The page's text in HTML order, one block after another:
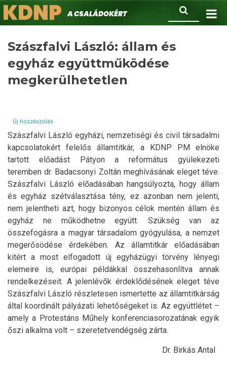
Ugrás
a
Keresés
KDNPA családokért.
Szászfalvi László: állam és
egyház együttműködése
megkerülhetetlen
Új hozzászólás
Szászfalvi László egyházi, nemzetiségi és civil társadalmi
kapcsolatokért felelős államtitkár, a KDNP PM elnöke
tartott előadást Pátyon a református gyülekezeti
teremben dr. Badacsonyi Zoltán meghívásának eleget téve.
Szászfalvi László előadásában hangsúlyozta, hogy állam
és egyház szétválasztása tény, ez azonban nem jelenti,
nem jelentheti azt, hogy bizonyos célok mentén állam és
egyház ne működhetne együtt. Szükség van az
összefogásra a magyar társadalom gyógyulása, a nemzet
megerősödése érdekében. Az államtitkár előadásában
kitért a most elfogadott új egyházügyi törvény lényegi
elemeire is, európai példákkal összehasonlítva annak
rendelkezéseit. A jelenlévők érdeklődésének eleget téve
Szászfalvi László részletesen ismertette az államtitkárság
által koordinált pályázati lehetőségeket is. Az együttlétet –
amely a Protestáns Műhely konferenciasorozatának egyik
őszi alkalma volt – szeretetvendégség zárta.
Dr. Birkás Antal